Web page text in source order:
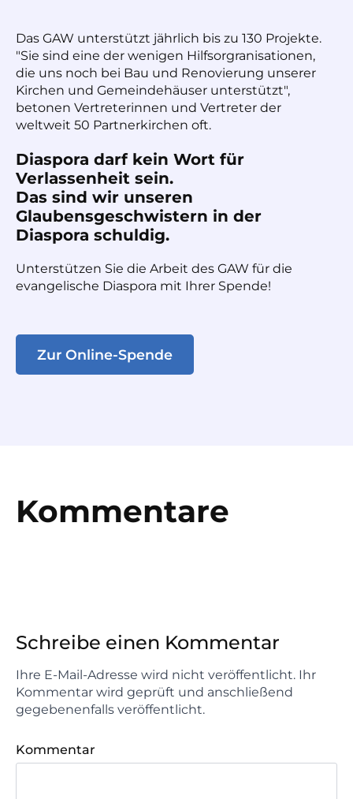
Das GAW unterstützt jährlich bis zu 130 Projekte.
"Sie sind eine der wenigen Hilfsorgranisationen,
die uns noch bei Bau und Renovierung unserer
Kirchen und Gemeindehäuser unterstützt",
betonen Vertreterinnen und Vertreter der
weltweit 50 Partnerkirchen oft.
Diaspora darf kein Wort für
Verlassenheit sein.
Das sind wir unseren
Glaubensgeschwistern in der
Diaspora schuldig.
Unterstützen Sie die Arbeit des GAW für die
evangelische Diaspora mit Ihrer Spende!
Zur Online-Spende
Kommentare
Schreibe einen Kommentar
Ihre E-Mail-Adresse wird nicht veröffentlicht. Ihr
Kommentar wird geprüft und anschließend
gegebenenfalls veröffentlicht.
Kommentar